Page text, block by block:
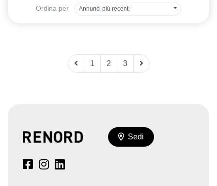
Ordina per Annunci più recenti
1 2 3
Sedi